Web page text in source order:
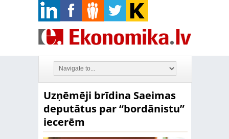
Uzņēmēji brīdina Saeimas
deputātus par “bordānistu”
iecerēm